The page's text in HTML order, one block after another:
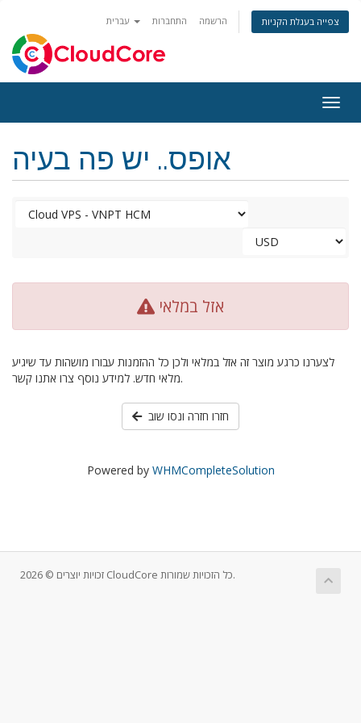
התחברות הרשמה צפייה בעגלת הקניות
אופס.. יש פה בעיה
אזל במלאי
לצערנו כרגע מוצר זה אזל במלאי ולכן כל ההזמנות עבורו מושהות עד שיגיע
מלאי חדש. למידע נוסף צרו אתנו קשר.
חזרו חזרה ונסו שוב
Powered by WHMCompleteSolution
זכויות יוצרים © 2026 CloudCore כל הזכויות שמורות.